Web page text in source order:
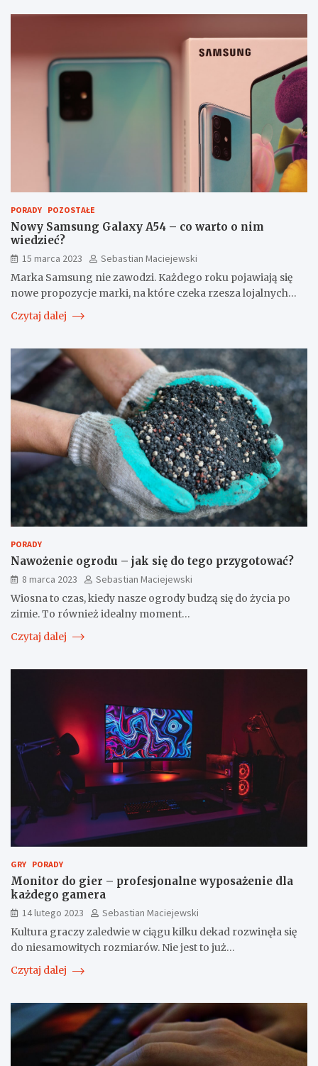
PORADY POZOSTAŁE
Nowy Samsung Galaxy A54 – co warto o nim
wiedzieć?
15 marca 2023
Sebastian Maciejewski
Marka Samsung nie zawodzi. Każdego roku pojawiają się
nowe propozycje marki, na które czeka rzesza lojalnych…
Czytaj dalej
PORADY
Nawożenie ogrodu – jak się do tego przygotować?
8 marca 2023
Sebastian Maciejewski
Wiosna to czas, kiedy nasze ogrody budzą się do życia po
zimie. To również idealny moment…
Czytaj dalej
GRY PORADY
Monitor do gier – profesjonalne wyposażenie dla
każdego gamera
14 lutego 2023
Sebastian Maciejewski
Kultura graczy zaledwie w ciągu kilku dekad rozwinęła się
do niesamowitych rozmiarów. Nie jest to już…
Czytaj dalej